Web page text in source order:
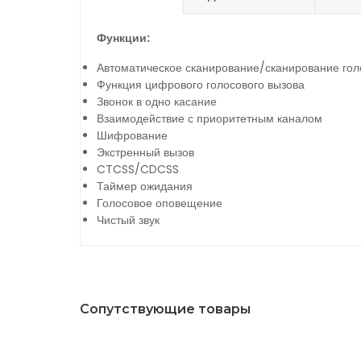
Функции:
Автоматическое сканирование/сканирование
Функция цифрового голосового вызова
Звонок в одно касание
Взаимодействие с приоритетным каналом
Шифрование
Экстренный вызов
CTCSS/CDCSS
Таймер ожидания
Голосовое оповещение
Чистый звук
Сопутствующие товары